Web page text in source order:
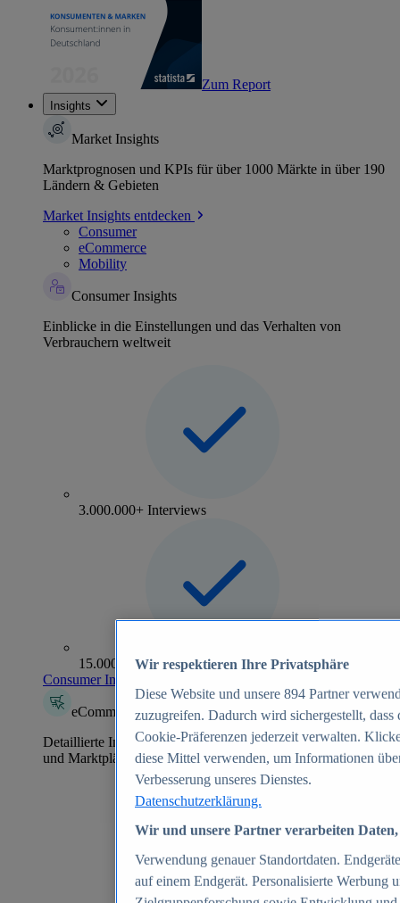
Zum Report
Insights
Market Insights
Marktprognosen und KPIs für über 1000 Märkte in über 190
Ländern & Gebieten
Market Insights entdecken
Consumer
eCommerce
Mobility
Consumer Insights
Einblicke in die Einstellungen und das Verhalten von
Verbrauchern weltweit
3.000.000+ Interviews
15.000+ Marken
Consumer Insights entdecken
eCommerce Insights
Detaillierte Informationen zu mehr als 39.000 Online-Shops
und Marktplätzen
Wir respektieren Ihre Privatsphäre
Diese Website und unsere 894 Partner
zuzugreifen. Dadurch wird sichergestellt,
Cookie-Präferenzen jederzeit verwalten.
diese Mittel verwenden, um Informationen
Verbesserung unseres Dienstes.
Datenschutzerklärung.
Wir und unsere Partner verarbeiten
Verwendung genauer Standortdaten.
auf einem Endgerät. Personalisierte Werbung